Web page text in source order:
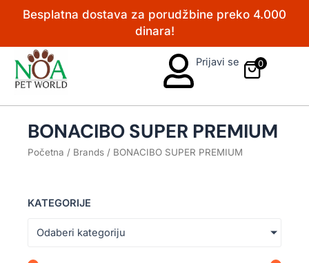
PređiBesplatna dostava za porudžbine preko 4.000
dinara!
Prijavi se 0
BONACIBO SUPER PREMIUM
Početna / Brands / BONACIBO SUPER PREMIUM
KATEGORIJE
Odaberi kategoriju